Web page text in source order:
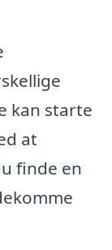
kan starte
at
finde en